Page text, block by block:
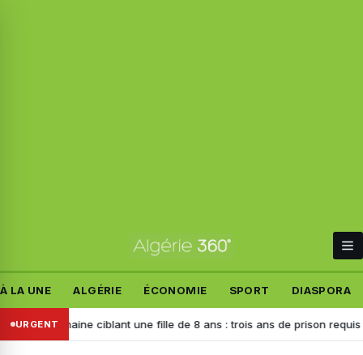
À LA UNE ALGÉRIE ÉCONOMIE SPORT DIASPORA
URGENT
haine ciblant une fille de 8 ans : trois ans de prison requis contre